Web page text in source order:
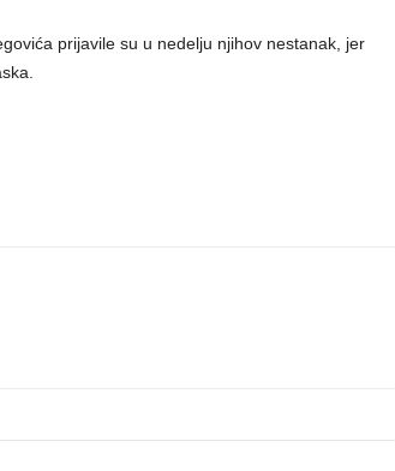
prijavile su u nedelju njihov nestanak, jer